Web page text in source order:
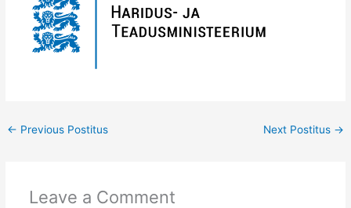
← Previous Postitus Next Postitus →
Leave a Comment